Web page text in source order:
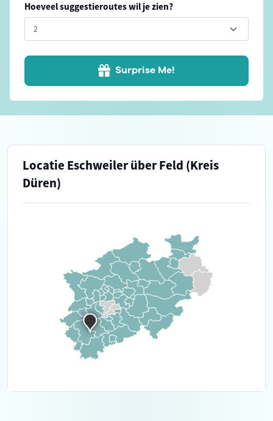
Hoeveel suggestieroutes wil je zien?
Surprise Me!
Locatie Eschweiler über Feld (Kreis
Düren)